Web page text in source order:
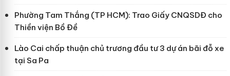
Phường Tam Thắng (TP HCM): Trao Giấy CNQSDĐ cho
Thiền viện Bồ Đề
Lào Cai chấp thuận chủ trương đầu tư 3 dự án bãi đỗ xe
tại Sa Pa